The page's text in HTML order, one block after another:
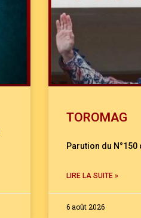
TOROMAG
Parution du
LIRE LA SUITE »
6 août 2026